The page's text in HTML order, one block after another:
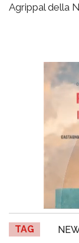
Agrippal della
TAG